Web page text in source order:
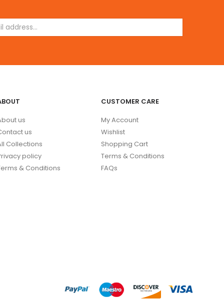
us
us
Collections
policy
& Conditions
CUSTOMER CARE
My Account
Wishlist
Shopping Cart
Terms & Conditions
FAQs